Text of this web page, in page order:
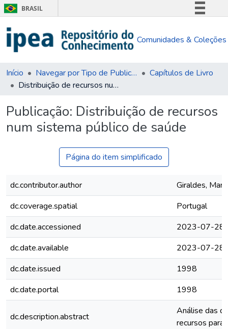
BRASIL
Comunica BR
Acesso à informação
Comunidades & Coleções
Início Navegar por Tipo de Publicação
Capítulos de Livro
Distribuição de recursos num sistema público de saúde
Publicação: Distribuição de recursos
num sistema público de saúde
Página do item simplificado
dc.contributor.author
Giraldes,
dc.coverage.spatial
Portugal
dc.date.accessioned
2023-07-
dc.date.available
2023-07-
dc.date.issued
1998
dc.date.portal
1998
dc.description.abstract
Análise das
recursos para